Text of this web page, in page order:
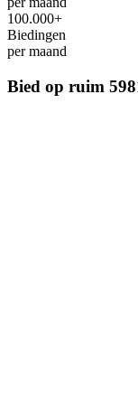
100.000+
Biedingen
per maand
Bied op ruim